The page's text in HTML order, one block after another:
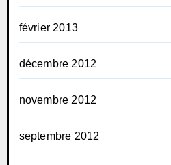
février 2013
décembre 2012
novembre 2012
septembre 2012